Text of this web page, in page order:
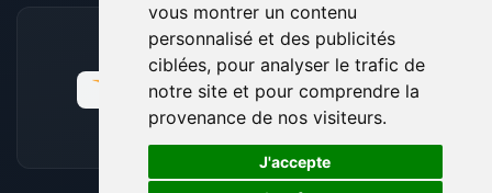
vous montrer un contenu
personnalisé et des publicités
ciblées, pour analyser le trafic de
notre site et pour comprendre la
provenance de nos visiteurs.
J'accepte
MOYENS DE PAIEMENT ACCEPTÉS
🍪